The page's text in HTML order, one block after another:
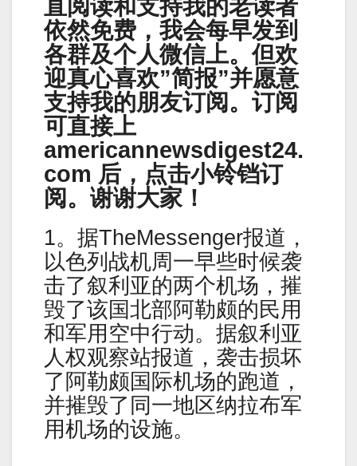
直阅读和支持我的老读者
依然免费，我会每早发到
各群及个人微信上。但欢
迎真心喜欢”简报”并愿意
支持我的朋友订阅。订阅
可直接上
americannewsdigest24.
com 后，点击小铃铛订
阅。谢谢大家！
1。据TheMessenger报道，
以色列战机周一早些时候袭
击了叙利亚的两个机场，摧
毁了该国北部阿勒颇的民用
和军用空中行动。据叙利亚
人权观察站报道，袭击损坏
了阿勒颇国际机场的跑道，
并摧毁了同一地区纳拉布军
用机场的设施。